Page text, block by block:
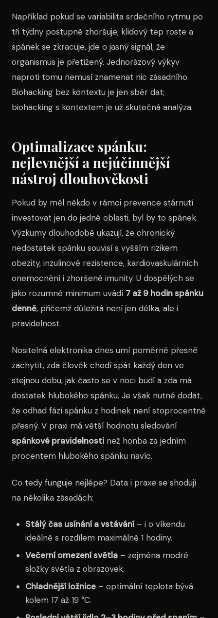
Například pokud se variabilita srdečního rytmu po
tři týdny postupně zhoršuje, klidový tep roste a
spánek se zkracuje, jde o jasný signál, že
organismus je přetížený. Jednorázový výkyv
naproti tomu nemusí znamenat nic zásadního.
Biohacking bez kontextu je jen sběr dat;
biohacking s kontextem je už skutečná analýza.
Optimalizace spánku:
nejlevnější a nejúčinnější
nástroj dlouhověkosti
Pokud by měl někdo v rámci prevence stárnutí
investovat jen do jedné oblasti, byl by to spánek.
Výzkumy dlouhodobě ukazují, že chronický
nedostatek spánku souvisí s vyšším rizikem
obezity, inzulinové rezistence, kardiovaskulárních
onemocnění i zhoršené imunity. U dospělých se
jako rozumné minimum uvádí 7 až 9 hodin spánku
denně, přičemž důležitá není jen délka, ale i
pravidelnost.
Nositelná elektronika dnes umí poměrně přesně
zachytit, zda člověk chodí spát každý den ve
stejnou dobu, jak často se v noci budí a zda má
dostatek hlubokého spánku. Je však nutné dodat,
že odhad fází spánku z hodinek není stoprocentně
přesný. V praxi má větší hodnotu sledování
spánkové pravidelnosti než honba za jedním
procentem hlubokého spánku navíc.
Co tedy funguje nejlépe? Data i praxe se shodují
na několika zásadách:
Stálý čas usínání a vstávání– i o víkendu
ideálně s rozdílem maximálně 1 hodiny.
Večerní omezení světla – zejména modré
složky světla z obrazovek.
Chladnější ložnice – optimální teplota bývá
kolem 17 až 19 °C.